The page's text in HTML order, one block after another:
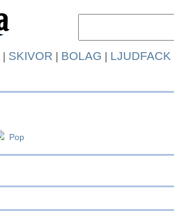
| SKIVOR | BOLAG | LJUDFACK
Pop